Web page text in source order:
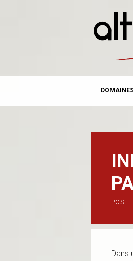
content
Dans